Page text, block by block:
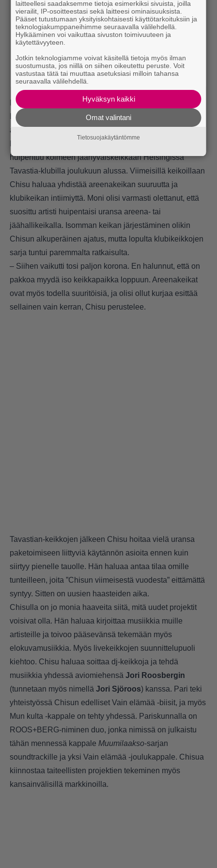
Dj-keikkoja ja elokuvamusiikkia
Ennen soolouransa jäädyttämistä on tiedossa vielä isoja
asioita. Mun kulta -sinkku saa ensiesityksensä perjantain
huipentuu kolmeen jäähyväiskeikkaan Helsingissä
Tavastia-klubilla joulukuun alussa. Viimeisillä keikoillaan
Chisu haluaa yhdistää areenakeikan suuruutta ja
klubikeikan intiimiyttä. Moni olisi varmasti olettanut, että
suosittu artisti huipentaisi uransa areena- tai
jäähallikeikalla. Isomman keikan järjestäminen olikin
Chisun alkuperäinen ajatus, mutta lopulta klubikeikkojen
sarja tuntui paremmalta ratkaisulta.
– Siihen vaikutti tosi paljon korona. En halunnut, että on
pakkoa myydä iso keikkapaikka loppuun. Areenakeikat
ovat myös todella suuritöisiä, ja olisi ollut kurjaa esittää
sellainen vain kerran, Chisu perustelee.
Tavastian-keikkojen jälkeen Chisu hoitaa vielä uransa
paketoimiseen liittyviä käytännön asioita ennen kuin
siirtyy pienelle tauolle. Hän haluaa antaa tilaa omille
tunteilleen, joita ”Chisun viimeisestä vuodesta” eittämättä
syntyy. Sitten on uusien haasteiden aika.
Chisulla on jo monia haaveita siitä, mitä uudet projektit
voisivat olla. Hän haluaa kirjoittaa musiikkia muille
artisteille ja toivoo pääsevänsä tekemään myös
elokuvamusiikkia. Myös livekeikkojen suunnittelupuoli
kiehtoo. Chisu haluaa soittaa dj-keikkoja ja tehdä
musiikkia yhdessä aviomiehensä Jori Roosbergin
(tunnetaan myös nimellä Jori Sjöroos) kanssa. Pari teki
yhteistyössä Chisun edelliset Vain elämää -biisit, ja myös
Mun kulta -kappale on tehty yhdessä. Pariskunnalla on
ROOS+BERG-niminen duo, jonka nimissä on julkaistu
tähän mennessä kappale Muumilaakso-sarjan
soundtrackille ja yksi Vain elämää -joulukappale. Chisua
kiinnostaa taiteellisten projektien tekeminen myös
kansainvälisillä markkinoilla.
laitteellesi saadaksemme tietoja esimerkiksi sivuista, joilla
vierailit, IP-osoitteestasi sekä laitteesi ominaisuuksista.
Pääset tutustumaan yksityiskohtaisesti käyttötarkoituksiin ja
teknologiakumppaneihimme seuraavalla välilehdellä.
Hylkääminen voi vaikuttaa sivuston toimivuuteen ja
käytettävyyteen.
Jotkin teknologiamme voivat käsitellä tietoja myös ilman
suostumusta, jos niillä on siihen oikeutettu peruste. Voit
vastustaa tätä tai muuttaa asetuksiasi milloin tahansa
seuraavalla välilehdellä.
Hyväksyn kaikki
Omat valintani
Tietosuojakäytäntömme